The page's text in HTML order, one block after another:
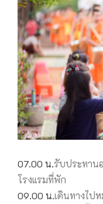
07.00 น.รับประทาน
โรงแรมที่พัก
09.00 น.เดินทางไป